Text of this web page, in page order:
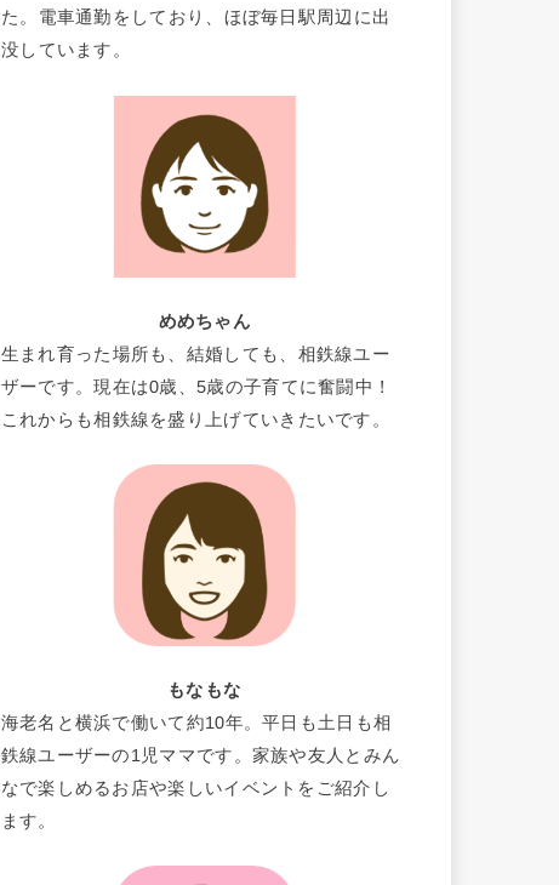
た。電車通勤をしており、ほぼ毎日駅周辺に出
没しています。
めめちゃん
生まれ育った場所も、結婚しても、相鉄線ユー
ザーです。現在は0歳、5歳の子育てに奮闘中！
これからも相鉄線を盛り上げていきたいです。
もなもな
海老名と横浜で働いて約10年。平日も土日も相
鉄線ユーザーの1児ママです。家族や友人とみん
なで楽しめるお店や楽しいイベントをご紹介し
ます。